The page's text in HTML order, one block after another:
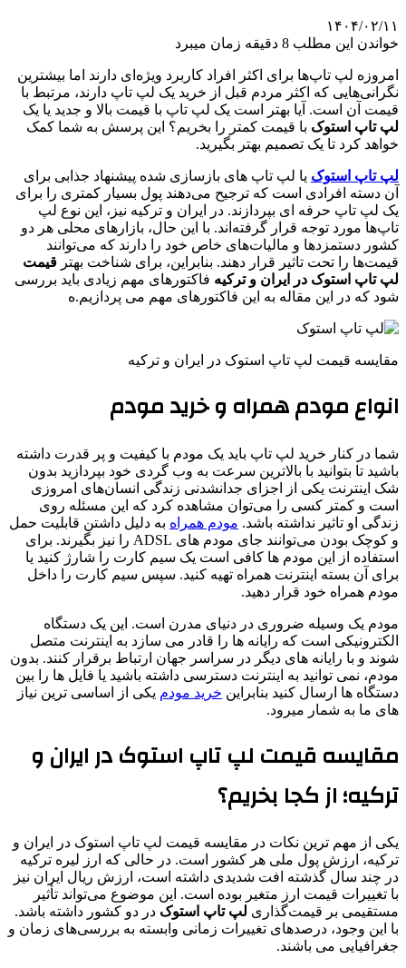
۱۴۰۴/۰۲/۱۱
خواندن این مطلب 8 دقیقه زمان میبرد
امروزه لپ تاپ‌ها برای اکثر افراد کاربرد ویژه‌ای دارند اما بیشترین
نگرانی‌هایی که اکثر مردم قبل از خرید یک لپ تاپ دارند، مرتبط با
قیمت آن است. آیا بهتر است یک لپ تاپ با قیمت بالا و جدید یا یک
لپ تاپ استوک با قیمت کمتر را بخریم؟ این پرسش به شما کمک
خواهد کرد تا یک تصمیم بهتر بگیرید.
لپ تاپ استوک یا لپ تاپ های بازسازی شده پیشنهاد جذابی برای
آن دسته افرادی است که ترجیح می‌دهند پول بسیار کمتری را برای
یک لپ تاپ حرفه ای بپردازند. در ایران و ترکیه نیز، این نوع لپ
تاپ‌ها مورد توجه قرار گرفته‌اند. با این حال، بازارهای محلی هر دو
کشور دستمزد‌ها و مالیات‌های خاص خود را دارند که می‌توانند
قیمت‌ها را تحت تاثیر قرار دهند. بنابراین، برای شناخت بهتر قیمت
لپ تاپ استوک در ایران و ترکیه فاکتورهای مهم زیادی باید بررسی
شود که در این مقاله به این فاکتورهای مهم می پردازیم.ه
مقایسه قیمت لپ تاپ استوک در ایران و ترکیه
انواع مودم همراه و خرید مودم
شما در کنار خرید لپ تاپ باید یک مودم با کیفیت و پر قدرت داشته
باشید تا بتوانید با بالاترین سرعت به وب گردی خود بپردازید بدون
شک اینترنت یکی از اجزای جدانشدنی زندگی انسان‌های امروزی
است و کمتر کسی را می‌توان مشاهده کرد که این مسئله روی
زندگی او تاثیر نداشته باشد. مودم همراه به دلیل داشتن قابلیت حمل
و کوچک بودن می‌توانند جای مودم های ADSL را نیز بگیرند. برای
استفاده از این مودم ها کافی است یک سیم کارت را شارژ کنید یا
برای آن بسته اینترنت همراه تهیه کنید. سپس سیم کارت را داخل
مودم همراه خود قرار دهید.
مودم یک وسیله ضروری در دنیای مدرن است. این یک دستگاه
الکترونیکی است که رایانه ها را قادر می سازد به اینترنت متصل
شوند و با رایانه های دیگر در سراسر جهان ارتباط برقرار کنند. بدون
مودم، نمی توانید به اینترنت دسترسی داشته باشید یا فایل ها را بین
دستگاه ها ارسال کنید بنابراین خرید مودم یکی از اساسی ترین نیاز
های ما به شمار میرود.
مقایسه قیمت لپ تاپ استوک در ایران و
ترکیه؛ از کجا بخریم؟
یکی از مهم ترین نکات در مقایسه قیمت لپ تاپ استوک در ایران و
ترکیه، ارزش پول ملی هر کشور است. در حالی که ارز لیره ترکیه
در چند سال گذشته افت شدیدی داشته است، ارزش ریال ایران نیز
با تغییرات قیمت ارز متغیر بوده است. این موضوع می‌تواند تأثیر
مستقیمی بر قیمت‌گذاری لپ تاپ استوک در دو کشور داشته باشد.
با این وجود، درصد‌های تغییرات زمانی وابسته به بررسی‌های زمان و
جغرافیایی می باشند.